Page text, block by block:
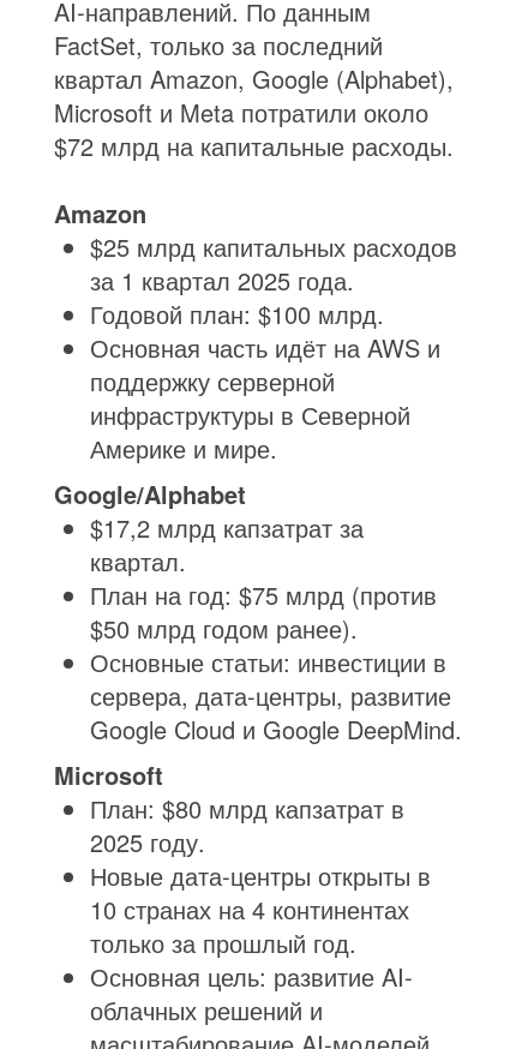
AI-направлений. По данным
FactSet, только за последний
квартал Amazon, Google (Alphabet),
Microsoft и Meta потратили около
$72 млрд на капитальные расходы.
Amazon
$25 млрд капитальных расходов
за 1 квартал 2025 года.
Годовой план: $100 млрд.
Основная часть идёт на AWS и
поддержку серверной
инфраструктуры в Северной
Америке и мире.
Google/Alphabet
$17,2 млрд капзатрат за
квартал.
План на год: $75 млрд (против
$50 млрд годом ранее).
Основные статьи: инвестиции в
сервера, дата-центры, развитие
Google Cloud и Google DeepMind.
Microsoft
План: $80 млрд капзатрат в
2025 году.
Новые дата-центры открыты в
10 странах на 4 континентах
только за прошлый год.
Основная цель: развитие AI-
облачных решений и